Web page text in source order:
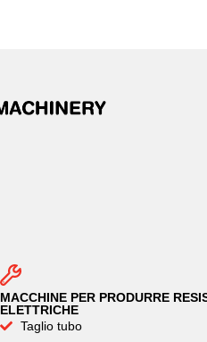
MACCHINE PER PRODURRE
ELETTRICHE
Taglio tubo